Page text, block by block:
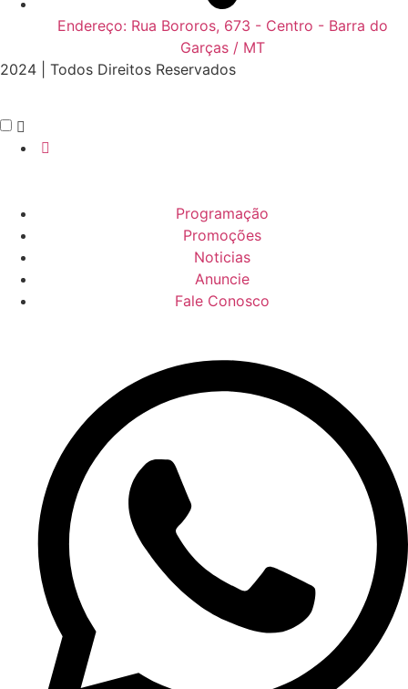
Endereço: Rua Bororos, 673 - Centro - Barra do
Garças / MT
2024 | Todos Direitos Reservados
Programação
Promoções
Noticias
Anuncie
Fale Conosco